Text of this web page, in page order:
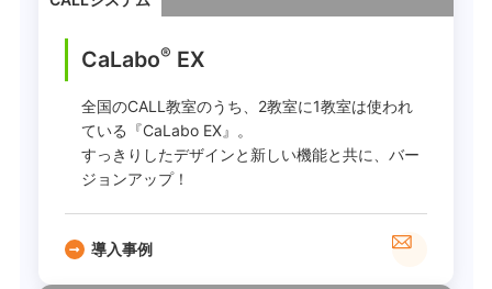
CaLabo® EX
全国のCALL教室のうち、2教室に1教室は使われ
ている『CaLabo EX』。
すっきりしたデザインと新しい機能と共に、バー
ジョンアップ！
導入事例